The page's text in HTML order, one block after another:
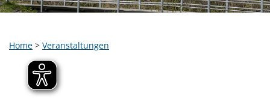
Home > Veranstaltungen